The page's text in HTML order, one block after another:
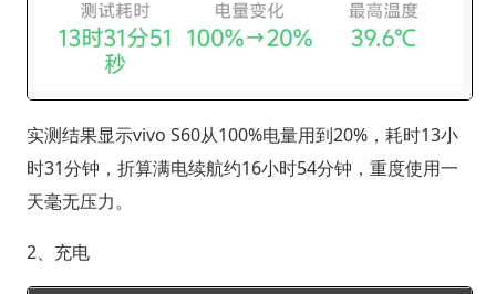
实测结果显示vivo S60从100%电量用到20%，耗时13小
时31分钟，折算满电续航约16小时54分钟，重度使用一
天毫无压力。
2、充电